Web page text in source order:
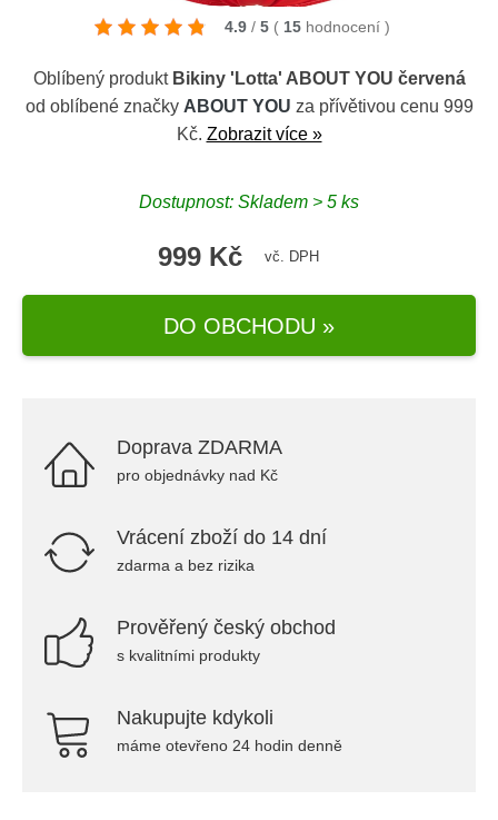
4.9 / 5 ( 15 hodnocení )
Oblíbený produkt Bikiny 'Lotta' ABOUT YOU červená
od oblíbené značky ABOUT YOU za přívětivou cenu 999
Kč. Zobrazit více »
Dostupnost: Skladem > 5 ks
999 Kč vč. DPH
DO OBCHODU »
Doprava ZDARMA
pro objednávky nad Kč
Vrácení zboží do 14 dní
zdarma a bez rizika
Prověřený český obchod
s kvalitními produkty
Nakupujte kdykoli
máme otevřeno 24 hodin denně